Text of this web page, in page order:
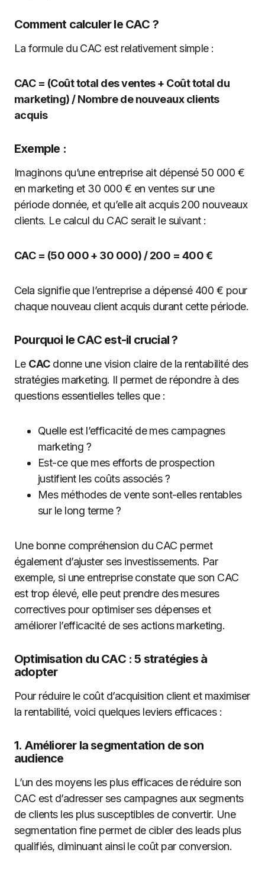
Comment calculer le CAC ?
La formule du CAC est relativement simple :
CAC = (Coût total des ventes + Coût total du
marketing) / Nombre de nouveaux clients
acquis
Exemple :
Imaginons qu’une entreprise ait dépensé 50 000 €
en marketing et 30 000 € en ventes sur une
période donnée, et qu’elle ait acquis 200 nouveaux
clients. Le calcul du CAC serait le suivant :
CAC = (50 000 + 30 000) / 200 = 400 €
Cela signifie que l’entreprise a dépensé 400 € pour
chaque nouveau client acquis durant cette période.
Pourquoi le CAC est-il crucial ?
Le CACdonne une vision claire de la rentabilité des
stratégies marketing. Il permet de répondre à des
questions essentielles telles que :
Quelle est l’efficacité de mes campagnes
marketing ?
Est-ce que mes efforts de prospection
justifient les coûts associés ?
Mes méthodes de vente sont-elles rentables
sur le long terme ?
Une bonne compréhension du CAC permet
également d’ajuster ses investissements. Par
exemple, si une entreprise constate que son CAC
est trop élevé, elle peut prendre des mesures
correctives pour optimiser ses dépenses et
améliorer l’efficacité de ses actions marketing.
Optimisation du CAC : 5 stratégies à
adopter
Pour réduire le coût d’acquisition client et maximiser
la rentabilité, voici quelques leviers efficaces :
1. Améliorer la segmentation de son
audience
L’un des moyens les plus efficaces de réduire son
CAC est d’adresser ses campagnes aux segments
de clients les plus susceptibles de convertir. Une
segmentation fine permet de cibler des leads plus
qualifiés, diminuant ainsi le coût par conversion.